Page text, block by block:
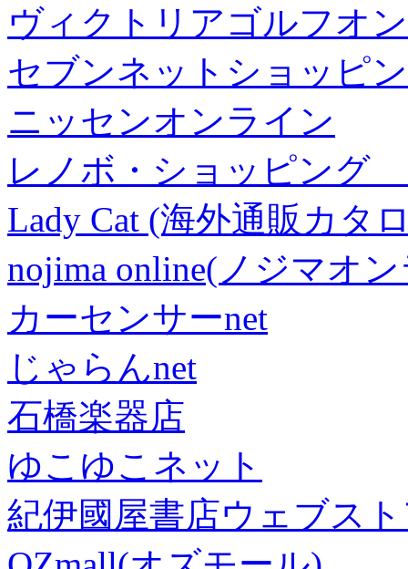
ヴィクトリアゴルフオ
セブンネットショッピ
ニッセンオンライン
レノボ・ショッピング
Lady Cat (海外通販カタ
nojima online(ノジマオ
カーセンサーnet
じゃらんnet
石橋楽器店
ゆこゆこネット
紀伊國屋書店ウェブス